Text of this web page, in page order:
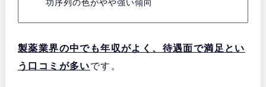
功序列の色がやや強い傾向
製薬業界の中でも年収がよく、待遇面で満足とい
う口コミが多いです。